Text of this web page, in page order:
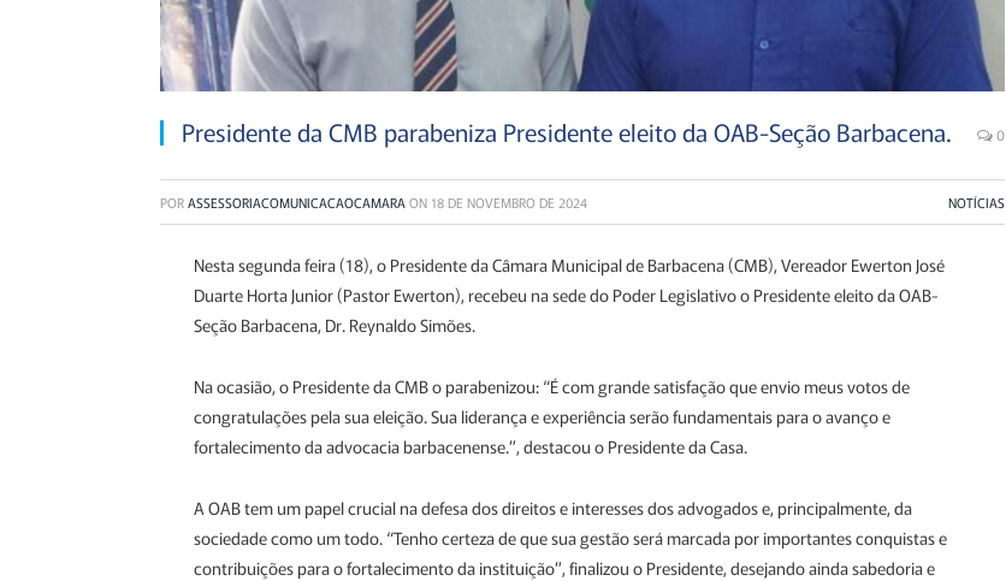
Presidente da CMB parabeniza Presidente eleito da OAB-Seção Barbacena. 0
PORASSESSORIACOMUNICACAOCAMARAON 18 DE NOVEMBRO DE 2024 NOTÍCIAS
Nesta segunda feira (18), o Presidente da Câmara Municipal de Barbacena (CMB), Vereador Ewerton José
Duarte Horta Junior (Pastor Ewerton), recebeu na sede do Poder Legislativo o Presidente eleito da OAB-
Seção Barbacena, Dr. Reynaldo Simões.
Na ocasião, o Presidente da CMB o parabenizou: “É com grande satisfação que envio meus votos de
congratulações pela sua eleição. Sua liderança e experiência serão fundamentais para o avanço e
fortalecimento da advocacia barbacenense.”, destacou o Presidente da Casa.
A OAB tem um papel crucial na defesa dos direitos e interesses dos advogados e, principalmente, da
sociedade como um todo. “Tenho certeza de que sua gestão será marcada por importantes conquistas e
contribuições para o fortalecimento da instituição”, finalizou o Presidente, desejando ainda sabedoria e